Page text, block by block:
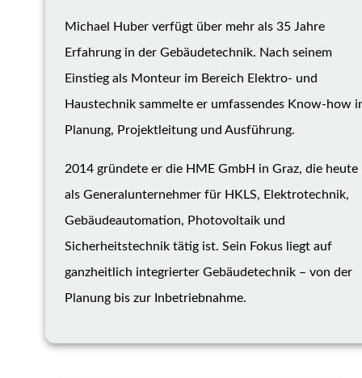
Michael Huber verfügt über mehr als 35 Jahre
Erfahrung in der Gebäudetechnik. Nach seinem
Einstieg als Monteur im Bereich Elektro- und
Haustechnik sammelte er umfassendes Know-how
Planung, Projektleitung und Ausführung.
2014 gründete er die HME GmbH in Graz, die heute
als Generalunternehmer für HKLS, Elektrotechnik,
Gebäudeautomation, Photovoltaik und
Sicherheitstechnik tätig ist. Sein Fokus liegt auf
ganzheitlich integrierter Gebäudetechnik – von der
Planung bis zur Inbetriebnahme.